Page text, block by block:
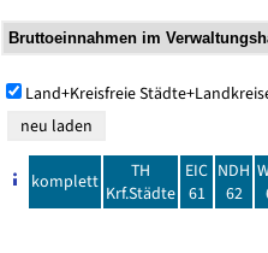
Land+Kreisfreie
komplett
TH
Krf.Städte
EIC
61
NDH
62